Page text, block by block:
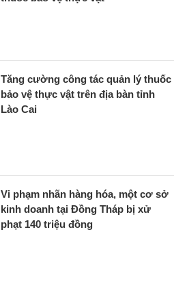
Tăng cường công tác quản lý thuốc
bảo vệ thực vật trên địa bàn tỉnh
Lào Cai
Vi phạm nhãn hàng hóa, một cơ sở
kinh doanh tại Đồng Tháp bị xử
phạt 140 triệu đồng